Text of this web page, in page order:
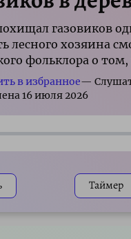
газовиков
лесного хозяина
фольклора о
—
Таймер